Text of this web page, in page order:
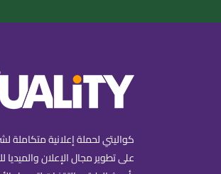
كواليتي لحملة إعلانية متكاملة
على تطوير مجال الإعلان